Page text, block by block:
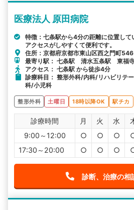
医療法人 原田病院
特徴：七条駅から4分の距離に位置して
アクセスがしやすくて便利です。
住所：京都府京都市東山区西之門町
最寄り駅： 七条駅 清水五条駅 東福
アクセス： 七条駅 から徒歩4分
診療科目： 整形外科/内科/リハビリテ
科/小児科
整形外科 土曜日 18時以降OK 駅チカ
診療時間 月 火 水
9:00～12:00
○ ○ ○
17:30～20:00
○ ○ ○
診断、治療の相